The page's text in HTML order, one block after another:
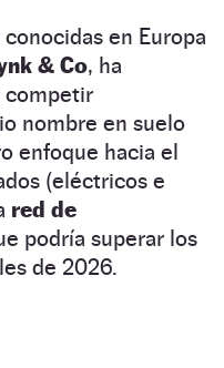
en Europa
& Co, ha
competir
nombre en suelo
enfoque hacia el
(eléctricos e
red de
podría superar los
de 2026.